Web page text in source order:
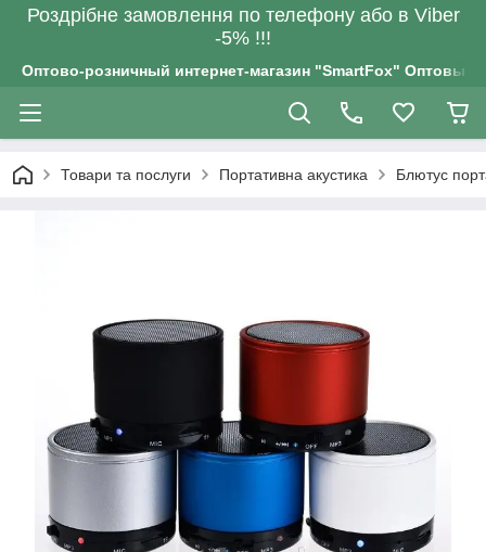
Роздрiбне замовлення по телефону або в Viber
-5% !!!
Оптово-розничный интернет-магазин "SmartFox" Оптовым
Товари та послуги Портативна акустика Блютус